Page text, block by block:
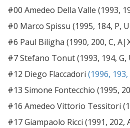
#00 Amedeo Della Valle (1993,
#0 Marco Spissu (1995, 184, P,
#6 Paul Biligha (1990, 200, C,
#7 Stefano Tonut (1993, 194, G,
#12 Diego Flaccadori (1996,
#13 Simone Fontecchio (1995,
#16 Amedeo Vittorio Tessitori
#17 Giampaolo Ricci (1991,